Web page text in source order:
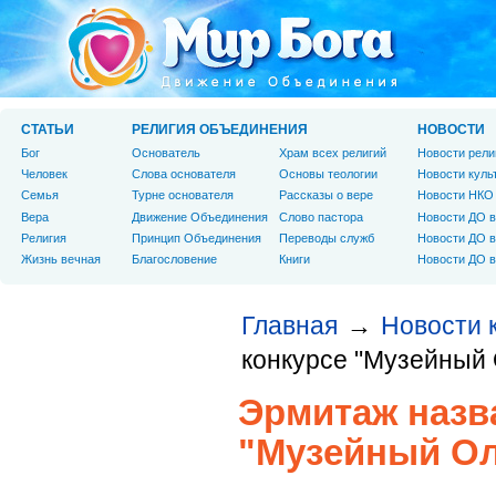
Главная → Новости
конкурсе
Эрмитаж
"Музейный
СТАТЬИ
Бог
Человек
Cемья
Вера
Религия
Жизнь вечная
РЕЛИГИЯ ОБЪЕДИНЕНИЯ
Основатель
Слова основателя
Турне основателя
Движение Объединения
Принцип Объединения
Благословение
Храм всех религий
Основы теологии
Рассказы о вере
Слово пастора
Переводы служб
Книги
НОВОСТИ
Новости
Новости
Новости НКО
Новости ДО
Новости ДО
Новости ДО